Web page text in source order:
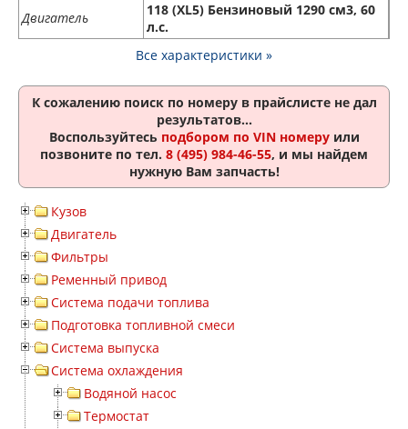
Двигатель
118 (XL5) Бензиновый 1290 см3, 60
л.с.
Все характеристики »
К сожалению поиск по номеру в прайслисте не дал
результатов...
Воспользуйтесь подбором по VIN номеруили
позвоните по тел. 8 (495) 984-46-55, и мы найдем
нужную Вам запчасть!
Кузов
Двигатель
Фильтры
Ременный привод
Система подачи топлива
Подготовка топливной смеси
Система выпуска
Система охлаждения
Водяной насос
Термостат